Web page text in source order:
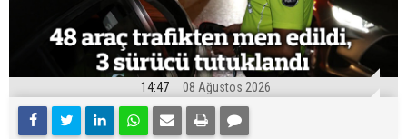
14:47 08 Ağustos 2026